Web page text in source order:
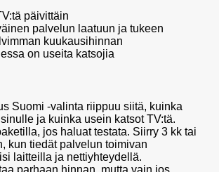
päivittäin
palvelun laatuun ja tukeen
kuukausihinnan
on useita katsojia
Suomi -valinta riippuu siitä, kuinka
ja kuinka usein katsot TV:tä.
jos haluat testata. Siirry 3 kk tai
kun tiedät palvelun toimivan
laitteilla ja nettiyhteydellä.
parhaan hinnan, mutta vain jos